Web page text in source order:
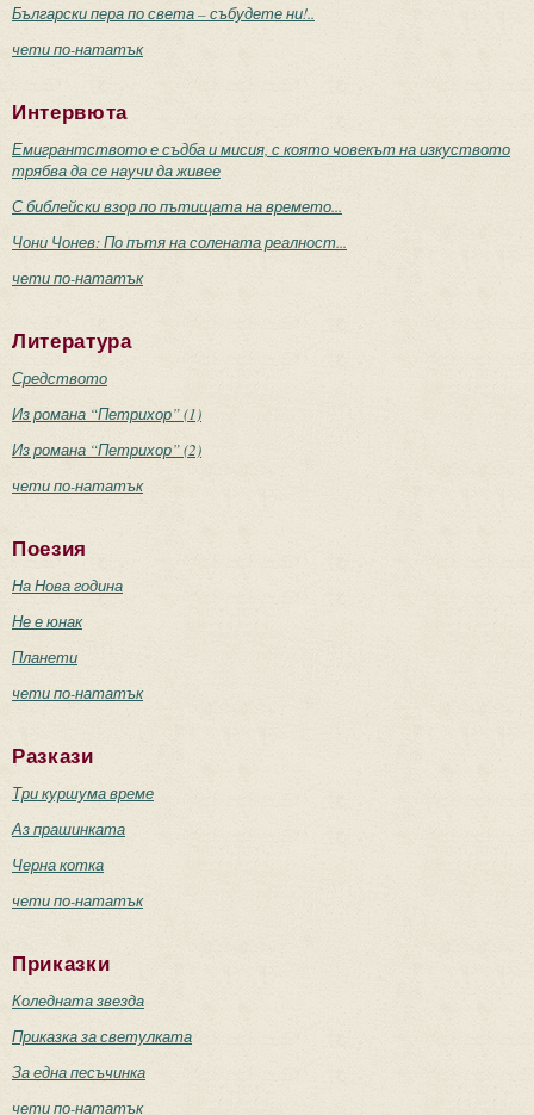
Български пера по света – събудете ни!..
чети по-нататък
Интервюта
Емигрантството е съдба и мисия, с която човекът на изкуството
трябва да се научи да живее
С библейски взор по пътищата на времето...
Чони Чонев: По пътя на солената реалност...
чети по-нататък
Литература
Средството
Из романа “Петрихор” (1)
Из романа “Петрихор” (2)
чети по-нататък
Поезия
На Нова година
Не е юнак
Планети
чети по-нататък
Разкази
Три куршума време
Аз прашинката
Черна котка
чети по-нататък
Приказки
Коледната звезда
Приказка за светулката
За една песъчинка
чети по-нататък